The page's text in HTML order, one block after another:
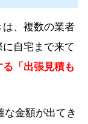
、複数の業者
自宅まで来て
「出張見積も
金額が出てき